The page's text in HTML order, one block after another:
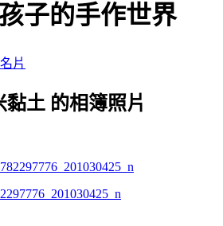
子的手作世界
名片
土 的相簿照片